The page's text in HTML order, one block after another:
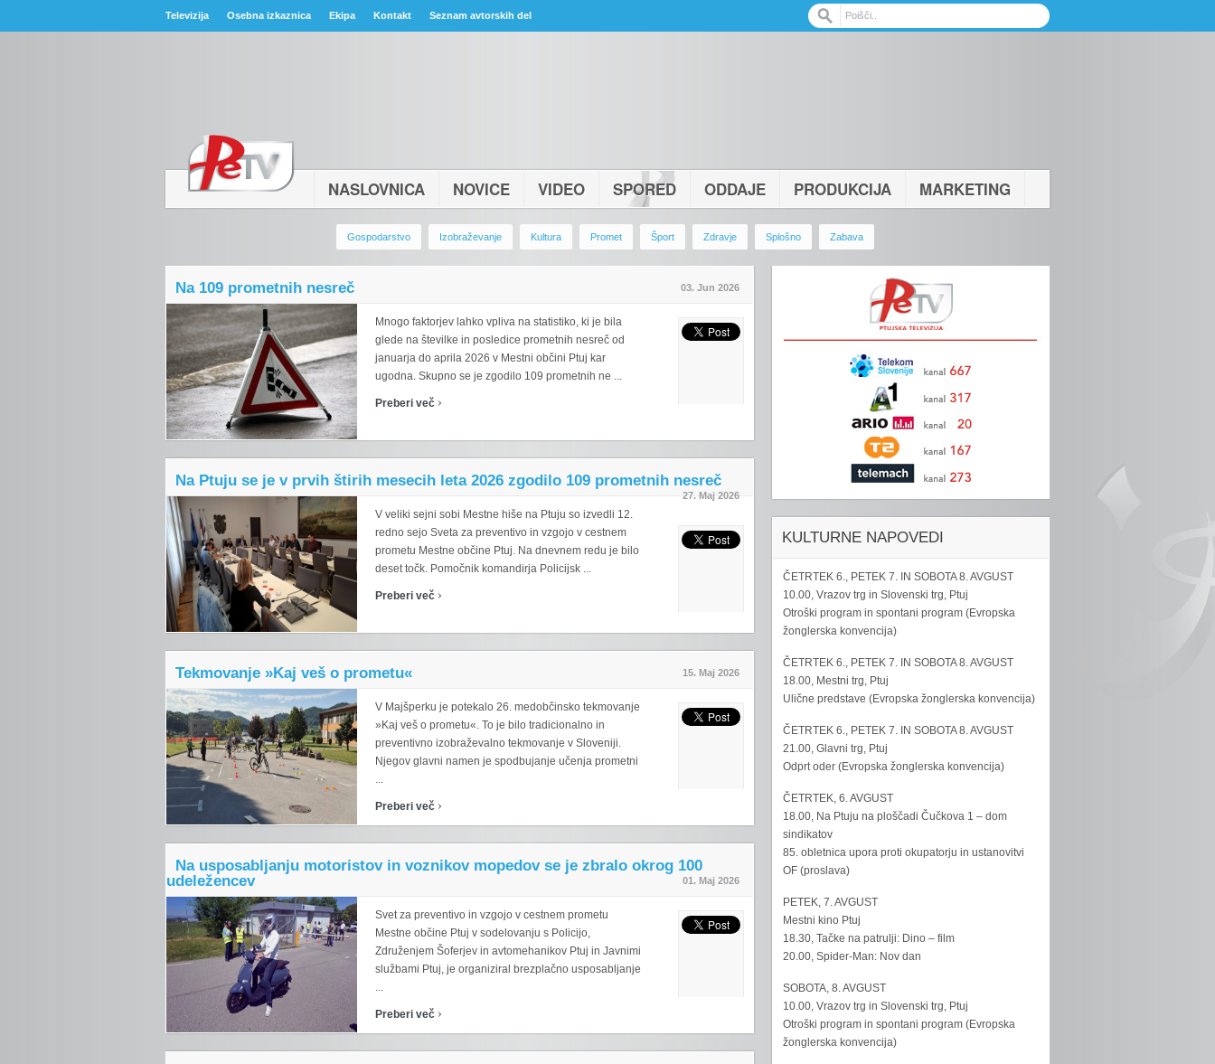
Televizija Osebna izkaznica Ekipa Kontakt Seznam avtorskih del
NASLOVNICA NOVICE VIDEO SPORED ODDAJE PRODUKCIJA MARKETING
Gospodarstvo Izobraževanje Kultura Promet Šport Zdravje Splošno Zabava
Na 109 prometnih nesreč 03. Jun 2026
Mnogo faktorjev lahko vpliva na statistiko, ki je bila
glede na številke in posledice prometnih nesreč od
januarja do aprila 2026 v Mestni občini Ptuj kar
ugodna. Skupno se je zgodilo 109 prometnih ne ...
Preberi več ›
Na Ptuju se je v prvih štirih mesecih leta 2026 zgodilo 109 prometnih nesreč
27. Maj 2026
V veliki sejni sobi Mestne hiše na Ptuju so izvedli 12.
redno sejo Sveta za preventivo in vzgojo v cestnem
prometu Mestne občine Ptuj. Na dnevnem redu je bilo
deset točk. Pomočnik komandirja Policijsk ...
Preberi več ›
Tekmovanje »Kaj veš o prometu« 15. Maj 2026
V Majšperku je potekalo 26. medobčinsko tekmovanje
»Kaj veš o prometu«. To je bilo tradicionalno in
preventivno izobraževalno tekmovanje v Sloveniji.
Njegov glavni namen je spodbujanje učenja prometni
...
Preberi več ›
Na usposabljanju motoristov in voznikov mopedov se je zbralo okrog 100
udeležencev
01. Maj 2026
Svet za preventivo in vzgojo v cestnem prometu
Mestne občine Ptuj v sodelovanju s Policijo,
Združenjem Šoferjev in avtomehanikov Ptuj in Javnimi
službami Ptuj, je organiziral brezplačno usposabljanje
...
Preberi več ›
KULTURNE NAPOVEDI
ČETRTEK 6., PETEK 7. IN SOBOTA 8. AVGUST
10.00, Vrazov trg in Slovenski trg, Ptuj
Otroški program in spontani program (Evropska
žonglerska konvencija)
ČETRTEK 6., PETEK 7. IN SOBOTA 8. AVGUST
18.00, Mestni trg, Ptuj
Ulične predstave (Evropska žonglerska konvencija)
ČETRTEK 6., PETEK 7. IN SOBOTA 8. AVGUST
21.00, Glavni trg, Ptuj
Odprt oder (Evropska žonglerska konvencija)
ČETRTEK, 6. AVGUST
18.00, Na Ptuju na ploščadi Čučkova 1 – dom
sindikatov
85. obletnica upora proti okupatorju in ustanovitvi
OF (proslava)
PETEK, 7. AVGUST
Mestni kino Ptuj
18.30, Tačke na patrulji: Dino – film
20.00, Spider-Man: Nov dan
SOBOTA, 8. AVGUST
10.00, Vrazov trg in Slovenski trg, Ptuj
Otroški program in spontani program (Evropska
žonglerska konvencija)